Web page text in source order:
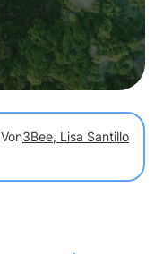
Von3Bee, Lisa Santillo